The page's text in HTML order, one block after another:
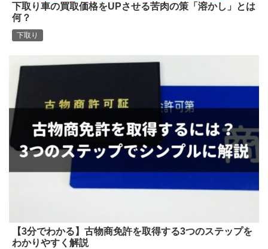
下取り車の買取価格をUPさせる苦肉の策「溶かし」とは
何？
下取り
【3分でわかる】古物商免許を取得する3つのステップを
わかりやすく解説